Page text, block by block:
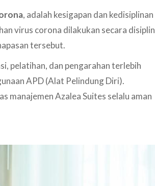
, adalah kesigapan dan kedisiplinan
virus corona dilakukan secara disiplin
tersebut.
pelatihan, dan pengarahan terlebih
APD (Alat Pelindung Diri).
manajemen Azalea Suites selalu aman